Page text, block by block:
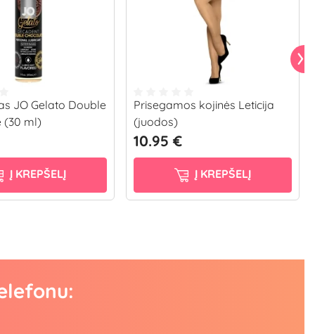
JO Gelato Double
(30 ml)
Į KREPŠELĮ
Prisegamos kojinės Leticija
(juodos)
10.95 €
Į KREPŠELĮ